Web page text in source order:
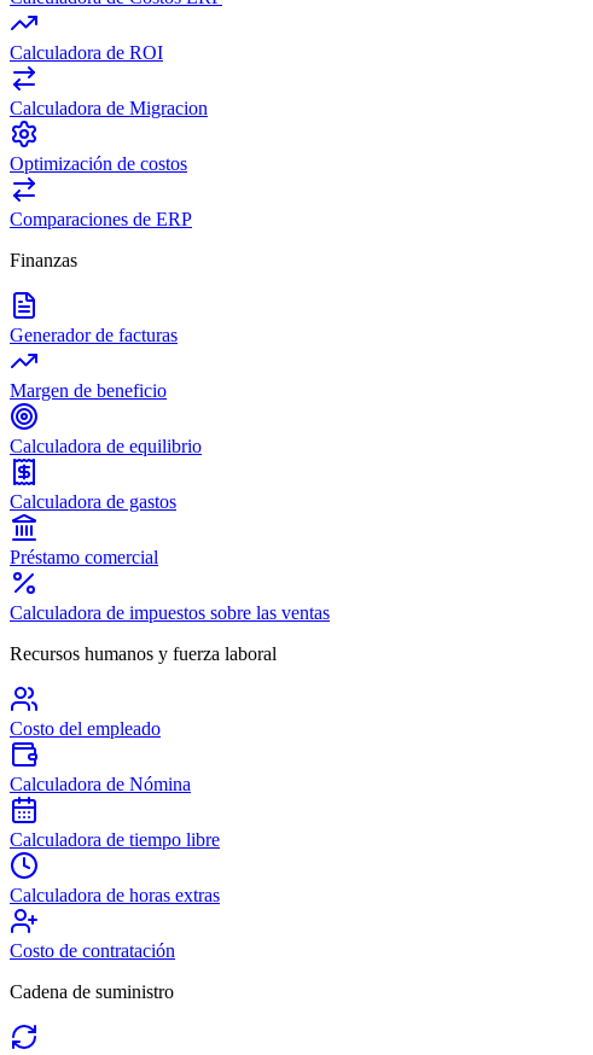
Calculadora de ROI
Calculadora de Migracion
Optimización de costos
Comparaciones de ERP
Finanzas
Generador de facturas
Margen de beneficio
Calculadora de equilibrio
Calculadora de gastos
Préstamo comercial
Calculadora de impuestos sobre las ventas
Recursos humanos y fuerza laboral
Costo del empleado
Calculadora de Nómina
Calculadora de tiempo libre
Calculadora de horas extras
Costo de contratación
Cadena de suministro